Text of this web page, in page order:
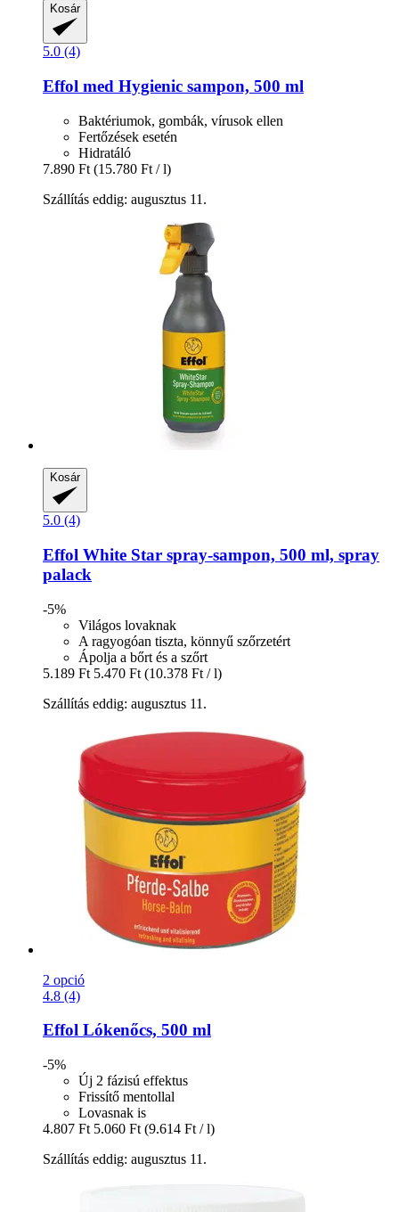
Kosár
5.0 (4)
Effol med Hygienic sampon, 500 ml
Baktériumok, gombák, vírusok ellen
Fertőzések esetén
Hidratáló
7.890 Ft (15.780 Ft / l)
Szállítás eddig: augusztus 11.
Kosár
5.0 (4)
Effol White Star spray-​sampon, 500 ml, spray
palack
-5%
Világos lovaknak
A ragyogóan tiszta, könnyű szőrzetért
Ápolja a bőrt és a szőrt
5.189 Ft 5.470 Ft (10.378 Ft / l)
Szállítás eddig: augusztus 11.
2 opció
4.8 (4)
Effol Lókenőcs, 500 ml
-5%
Új 2 fázisú effektus
Frissítő mentollal
Lovasnak is
4.807 Ft 5.060 Ft (9.614 Ft / l)
Szállítás eddig: augusztus 11.